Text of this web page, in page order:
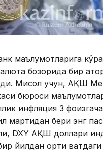
маълумотларига
бозорида бир
Мисол учун, АҚШ
бюроси
инфляция 3
мартидан бери энг
DXY АҚШ доллари
йилдан ортиқ